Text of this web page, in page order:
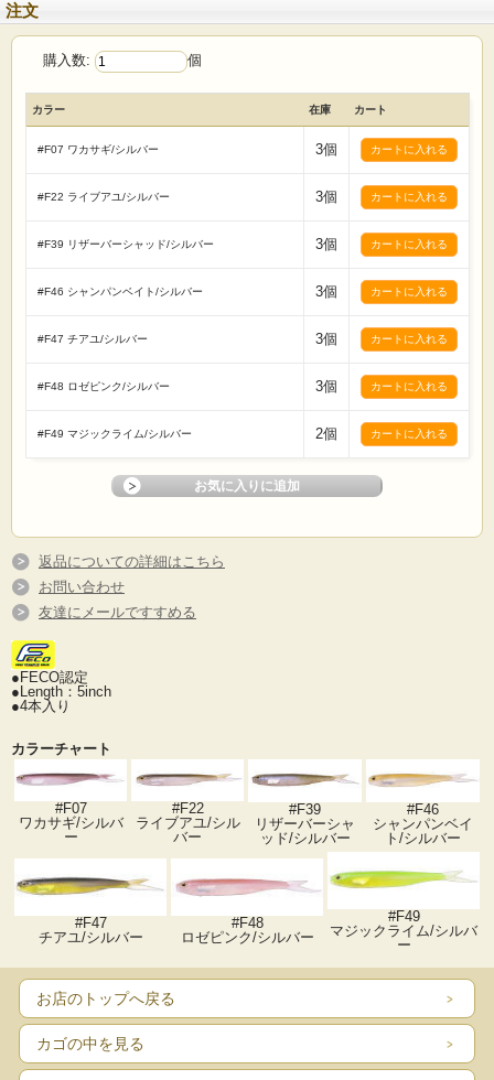
注文
購入数: 個
カラー 在庫 カート
#F07 ワカサギ/シルバー 3個
#F22 ライブアユ/シルバー 3個
#F39 リザーバーシャッド/シルバー 3個
#F46 シャンパンベイト/シルバー 3個
#F47 チアユ/シルバー 3個
#F48 ロゼピンク/シルバー 3個
#F49 マジックライム/シルバー 2個
返品についての詳細はこちら
お問い合わせ
友達にメールですすめる
●FECO認定
●Length：5inch
●4本入り
カラーチャート
#F07
ワカサギ/シルバ
ー
#F22
ライブアユ/シル
バー
#F39
リザーバーシャ
ッド/シルバー
#F46
シャンパンベイ
ト/シルバー
#F47
チアユ/シルバー
#F48
ロゼピンク/シルバー
#F49
マジックライム/シルバ
ー
お店のトップへ戻る
カゴの中を見る